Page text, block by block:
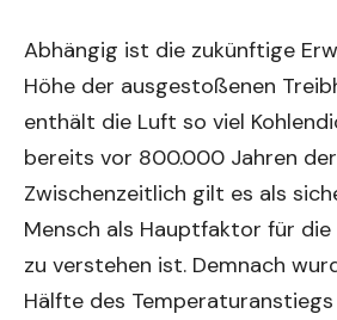
Abhängig ist die zukünftige
Höhe der ausgestoßenen
enthält die Luft so viel
bereits vor 800.000 Jahren der
Zwischenzeitlich gilt es als
Mensch als Hauptfaktor für die
zu verstehen ist. Demnach
Hälfte des